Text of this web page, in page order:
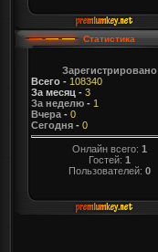
Статистика
Зарегистрировано
Всего- 108340
За месяц - 3
За неделю- 1
Вчера- 0
Сегодня- 0
Онлайн всего: 1
Гостей: 1
Пользователей: 0